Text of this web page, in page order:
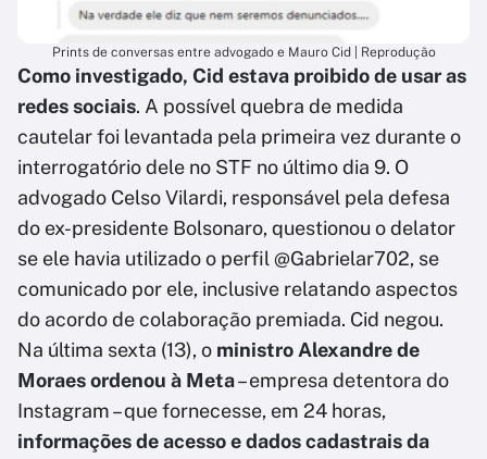
Prints de conversas entre advogado e Mauro Cid | Reprodução
Como investigado, Cid estava proibido de usar as
redes sociais. A possível quebra de medida
cautelar foi levantada pela primeira vez durante o
interrogatório dele no STF no último dia 9. O
advogado Celso Vilardi, responsável pela defesa
do ex-presidente Bolsonaro, questionou o delator
se ele havia utilizado o perfil @Gabrielar702, se
comunicado por ele, inclusive relatando aspectos
do acordo de colaboração premiada. Cid negou.
Na última sexta (13), o ministro Alexandre de
Moraes ordenou à Meta– empresa detentora do
Instagram – que fornecesse, em 24 horas,
informações de acesso e dados cadastrais da